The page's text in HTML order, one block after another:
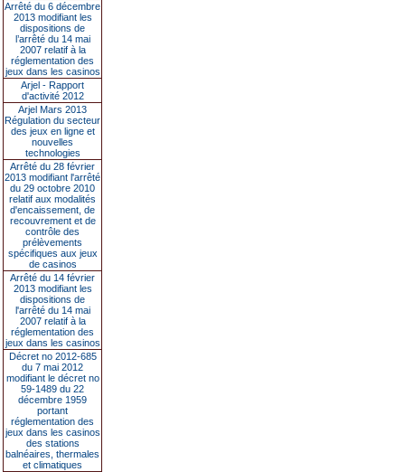
Arrêté du 6 décembre
2013 modifiant les
dispositions de
l’arrêté du 14 mai
2007 relatif à la
réglementation des
jeux dans les casinos
Arjel - Rapport
d'activité 2012
Arjel Mars 2013
Régulation du secteur
des jeux en ligne et
nouvelles
technologies
Arrêté du 28 février
2013 modifiant l'arrêté
du 29 octobre 2010
relatif aux modalités
d'encaissement, de
recouvrement et de
contrôle des
prélèvements
spécifiques aux jeux
de casinos
Arrêté du 14 février
2013 modifiant les
dispositions de
l'arrêté du 14 mai
2007 relatif à la
réglementation des
jeux dans les casinos
Décret no 2012-685
du 7 mai 2012
modifiant le décret no
59-1489 du 22
décembre 1959
portant
réglementation des
jeux dans les casinos
des stations
balnéaires, thermales
et climatiques